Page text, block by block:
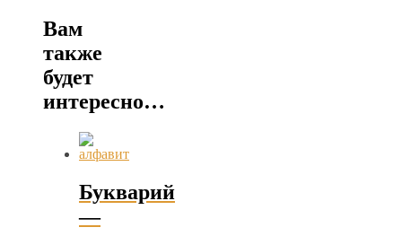
Вам
также
будет
интересно…
Букварий
—